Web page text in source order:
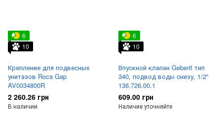
6
10
Крепление для подвесных
унитазов Roca Gap
AV0034800R
2 260.26 грн
В наличии
6
10
Впускной клапан Geberit тип
340, подвод воды снизу, 1/2"
136.726.00.1
609.00 грн
Наличие уточняйте